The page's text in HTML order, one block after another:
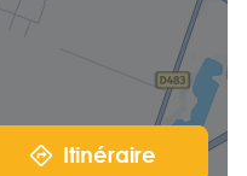
Itinéraire